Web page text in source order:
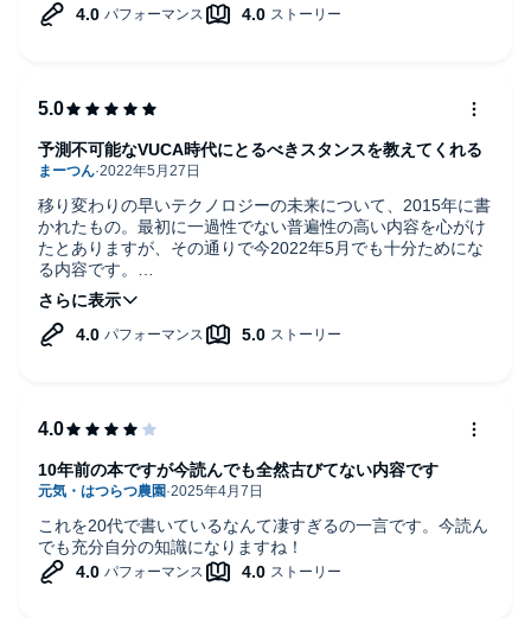
移り変わりの早いテクノロジーの未来について、2015年に書
かれたもの。最初に一過性でない普遍性の高い内容を心がけ
たとありますが、その通りで今2022年5月でも十分ためにな
る内容です。
未来に先回りする思考法というタイトルへの答えは主に第4
章かと。VUCA時代にとるべきスタンスが分かり、同章は何
度も聞き返そうと思います。
すぎて、論理的思考に至らないということでは？（屁理屈か
な・？）
予測不可能なVUCA時代にとるべきスタンスを教えてくれる
これを20代で書いているなんて凄すぎるの一言です。今読ん
でも充分自分の知識になりますね！
10年前の本ですが今読んでも全然古びてない内容です